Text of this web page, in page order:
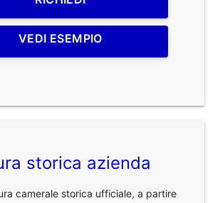
VEDI ESEMPIO
storica azienda
camerale storica ufficiale, a partire